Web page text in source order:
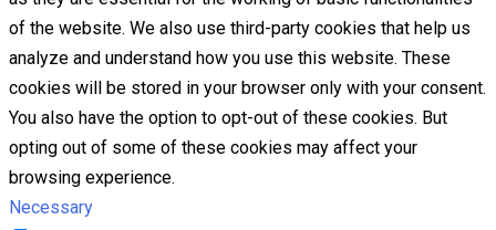
of the website. We also use third-party cookies that help us
analyze and understand how you use this website. These
cookies will be stored in your browser only with your consent.
You also have the option to opt-out of these cookies. But
opting out of some of these cookies may affect your
browsing experience.
Necessary